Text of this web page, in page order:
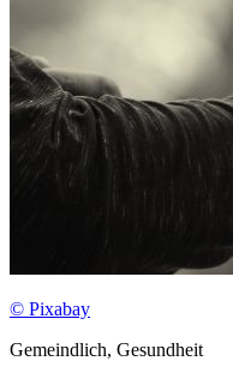
© Pixabay
Gemeindlich, Gesundheit